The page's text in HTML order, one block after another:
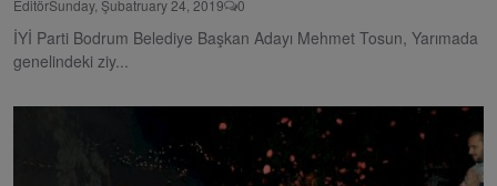
EditörSunday, Şubatruary 24, 2019 0
İYİ Parti Bodrum Belediye Başkan Adayı Mehmet Tosun, Yarımada
genelindeki ziy...